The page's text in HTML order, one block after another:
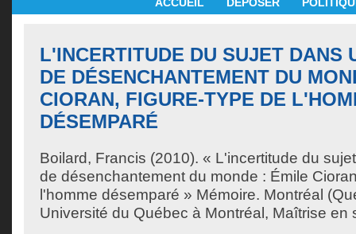
L'INCERTITUDE DU SUJET DANS
DE DÉSENCHANTEMENT DU
CIORAN, FIGURE-TYPE DE
DÉSEMPARÉ
Boilard, Francis (2010). « L'incertitude du
de désenchantement du monde : Émile
l'homme désemparé » Mémoire. Montréal
Université du Québec à Montréal, Maîtrise en